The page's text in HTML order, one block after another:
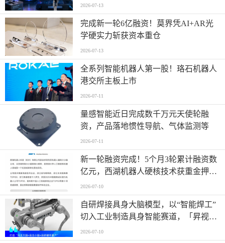
2026-07-13
完成新一轮6亿融资！莫界凭AI+AR光
学硬实力斩获资本重仓
2026-07-13
全系列智能机器人第一股！珞石机器人
港交所主板上市
2026-07-11
量感智能近日完成数千万元天使轮融
资，产品落地惯性导航、气体监测等
2026-07-11
新一轮融资完成！5个月3轮累计融资数
亿元，西湖机器人硬核技术获重金押
注！
2026-07-10
自研焊接具身大脑模型，以“智能焊工”
切入工业制造具身智能赛道，「昇视唯
盛」完成数亿元B轮融资
2026-07-10